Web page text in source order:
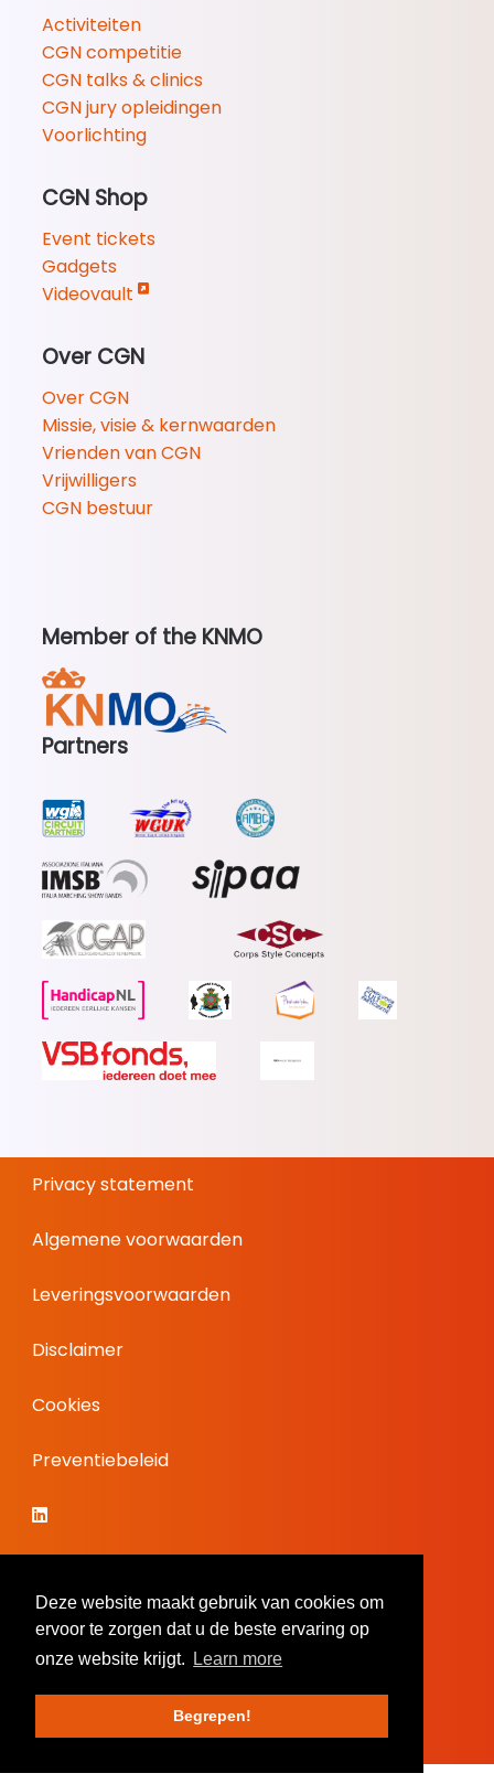
Deze website maakt gebruik van cookies om
ervoor te zorgen dat u de beste ervaring op
onze website krijgt.
Learn more
Begrepen!
Activiteiten
CGN competitie
CGN talks & clinics
CGN jury opleidingen
Voorlichting
CGN Shop
Event tickets
Gadgets
Videovault
Over CGN
Over CGN
Missie, visie & kernwaarden
Vrienden van CGN
Vrijwilligers
CGN bestuur
Member of the KNMO
Partners
Privacy statement
Algemene voorwaarden
Leveringsvoorwaarden
Disclaimer
Cookies
Preventiebeleid